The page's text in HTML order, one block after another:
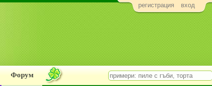
регистрация вход
Форум